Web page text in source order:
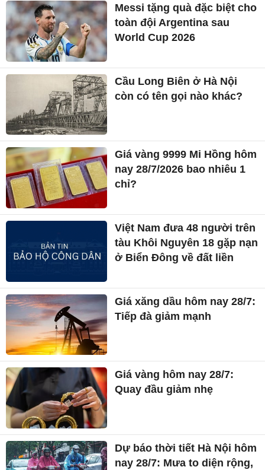
Messi tặng quà đặc biệt cho
toàn đội Argentina sau
World Cup 2026
Cầu Long Biên ở Hà Nội
còn có tên gọi nào khác?
Giá vàng 9999 Mi Hồng hôm
nay 28/7/2026 bao nhiêu 1
chỉ?
Việt Nam đưa 48 người trên
tàu Khôi Nguyên 18 gặp nạn
ở Biển Đông về đất liền
Giá xăng dầu hôm nay 28/7:
Tiếp đà giảm mạnh
Giá vàng hôm nay 28/7:
Quay đầu giảm nhẹ
Dự báo thời tiết Hà Nội hôm
nay 28/7: Mưa to diện rộng,